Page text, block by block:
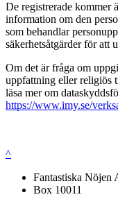
De registrerade kommer
information om den
som behandlar
säkerhetsåtgärder för att
Om det är fråga om
uppfattning eller religiös
läsa mer om
https://www.imy.se/
^
Fantastiska Nöjen
Box 10011